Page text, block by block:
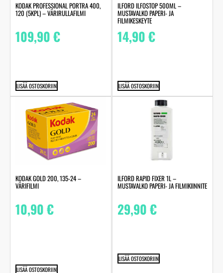
KODAK PROFESSIONAL PORTRA 400,
120 (5KPL) – VÄRIRULLAFILMI
109,90€
LISÄÄ OSTOSKORIIN
ILFORD ILFOSTOP 500ML –
MUSTAVALKO PAPERI- JA
FILMIKESKEYTE
14,90€
LISÄÄ OSTOSKORIIN
KODAK GOLD 200, 135-24 –
VÄRIFILMI
10,90€
LISÄÄ OSTOSKORIIN
ILFORD RAPID FIXER 1L –
MUSTAVALKO PAPERI- JA FILMIKIINNITE
29,90€
LISÄÄ OSTOSKORIIN